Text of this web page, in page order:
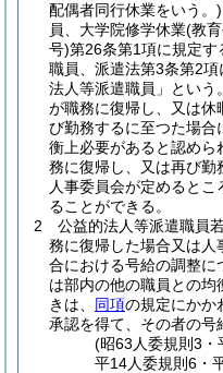
配偶者同行休業をいう。)
員、大学院修学休業(教
号)第26条第1項に規定す
職員、派遣法第3条第2
法人等派遣職員」という
が職務に復帰し、又は
び勤務するに至つた場合
衡上必要があると認め
務に復帰し、又は再び勤
人事委員会が定めると
ることができる。
2
公益的法人等派遣職員
務に復帰した場合又は
合における号給の調整に
は部内の他の職員との均
きは、 同項の規定にかか
承認を得て、その者の号
(昭63人委規則3・
平14人委規則6・